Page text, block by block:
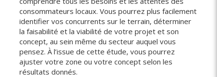
consommateurs locaux. Vous pourrez plus facilement
identifier vos concurrents sur le terrain, déterminer
la faisabilité et la viabilité de votre projet et son
concept, au sein même du secteur auquel vous
pensez. À l’issue de cette étude, vous pourrez
ajuster votre zone ou votre concept selon les
résultats donnés.